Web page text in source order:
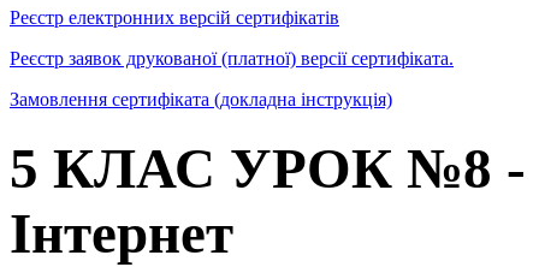
Реєстр електронних версій сертифікатів
Реєстр заявок друкованої (платної) версії сертифіката.
Замовлення сертифіката (докладна інструкція)
5 КЛАС УРОК №8 -
Інтернет